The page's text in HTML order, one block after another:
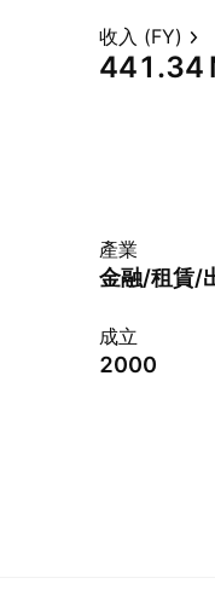
收入 (FY)
‪441.34
產業
金融/租賃/
成立
2000